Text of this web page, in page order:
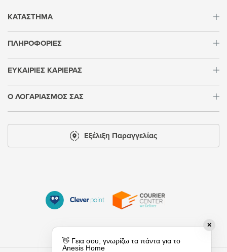
ΚΑΤΑΣΤΗΜΑ
ΠΛΗΡΟΦΟΡΙΕΣ
ΕΥΚΑΙΡΙΕΣ ΚΑΡΙΕΡΑΣ
Ο ΛΟΓΑΡΙΑΣΜΟΣ ΣΑΣ
Εξέλιξη Παραγγελίας
✕
👋 Γεια σου, γνωρίζω τα πάντα για τo
Anesis Home